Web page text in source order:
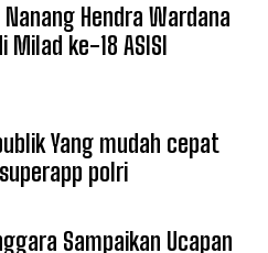
Nanang Hendra Wardana
Milad ke-18 ASISI
Yang mudah cepat
polri
Sampaikan Ucapan